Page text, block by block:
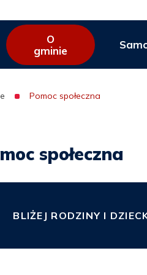
O
gminie
Pomoc społeczna
społeczna
BLIŻEJ RODZINY I